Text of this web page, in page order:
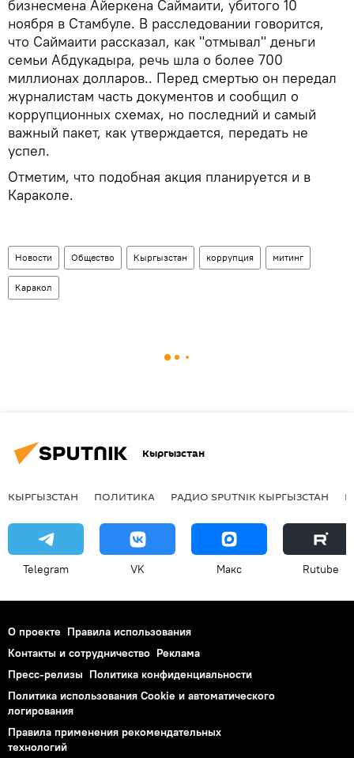
бизнесмена Айеркена Саймаити, убитого 10
ноября в Стамбуле. В расследовании говорится,
что Саймаити рассказал, как "отмывал" деньги
семьи Абдукадыра, речь шла о более 700
миллионах долларов.. Перед смертью он передал
журналистам часть документов и сообщил о
коррупционных схемах, но последний и самый
важный пакет, как утверждается, передать не
успел.
Отметим, что подобная акция планируется и в
Караколе.
Новости Общество Кыргызстан коррупция митинг
Каракол
Кыргызстан
КЫРГЫЗСТАН ПОЛИТИКА РАДИО SPUTNIK КЫРГЫЗСТАН
Telegram VK Макс Rutube
О проекте Правила использования
Контакты и сотрудничество Реклама
Пресс-релизы Политика конфиденциальности
Политика использования Cookie и автоматического
логирования
Правила применения рекомендательных
технологий